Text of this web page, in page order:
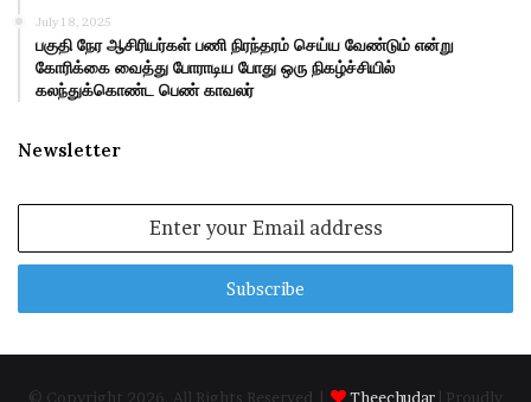
July 18, 2025
பகுதி நேர ஆசிரியர்கள் பணி நிரந்தரம் செய்ய வேண்டும் என்று
கோரிக்கை வைத்து போராடிய போது ஒரு நிகழ்ச்சியில்
கலந்துக்கொண்ட பெண் காவலர்
Newsletter
Email
© Copyright 2026, All Rights Reserved | Theechudar | Proudly